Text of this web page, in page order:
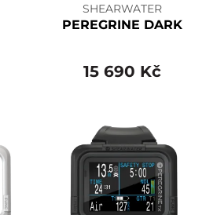
SHEARWATER
PEREGRINE DARK
15 690 Kč